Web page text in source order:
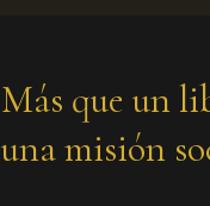
Más que un
una misión